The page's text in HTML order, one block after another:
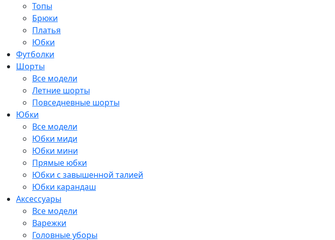
Топы
Брюки
Платья
Юбки
Футболки
Шорты
Все модели
Летние шорты
Повседневные шорты
Юбки
Все модели
Юбки миди
Юбки мини
Прямые юбки
Юбки с завышенной талией
Юбки карандаш
Аксессуары
Все модели
Варежки
Головные уборы